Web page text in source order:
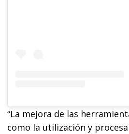
“La mejora de las
como la utilización y